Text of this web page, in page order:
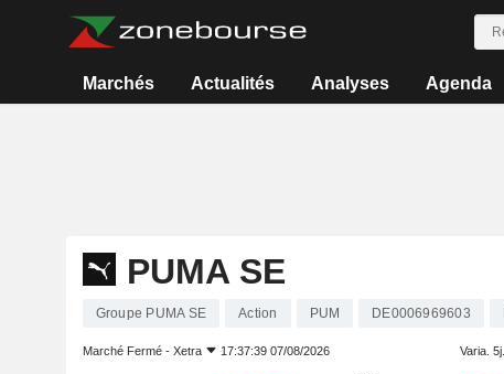
Marchés Actualités Analyses Agenda
PUMA SE
Groupe PUMA SE Action PUM DE0006969603
Marché Fermé - Xetra 17:37:39 07/08/2026 Varia. 5j.